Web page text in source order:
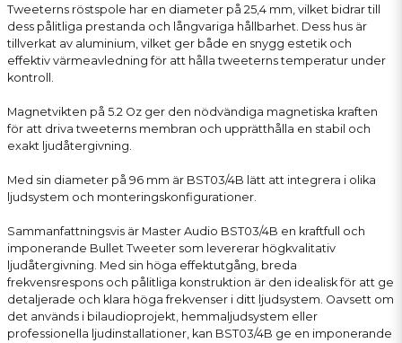
Tweeterns röstspole har en diameter på 25,4 mm, vilket bidrar till
dess pålitliga prestanda och långvariga hållbarhet. Dess hus är
tillverkat av aluminium, vilket ger både en snygg estetik och
effektiv värmeavledning för att hålla tweeterns temperatur under
kontroll.
Magnetvikten på 5.2 Oz ger den nödvändiga magnetiska kraften
för att driva tweeterns membran och upprätthålla en stabil och
exakt ljudåtergivning.
Med sin diameter på 96 mm är BST03/4B lätt att integrera i olika
ljudsystem och monteringskonfigurationer.
Sammanfattningsvis är Master Audio BST03/4B en kraftfull och
imponerande Bullet Tweeter som levererar högkvalitativ
ljudåtergivning. Med sin höga effektutgång, breda
frekvensrespons och pålitliga konstruktion är den idealisk för att ge
detaljerade och klara höga frekvenser i ditt ljudsystem. Oavsett om
det används i bilaudioprojekt, hemmaljudsystem eller
professionella ljudinstallationer, kan BST03/4B ge en imponerande